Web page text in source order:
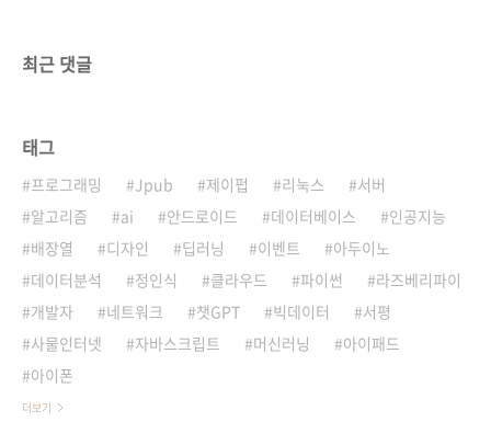
최근 댓글
태그
프로그래밍 Jpub 제이펍 리눅스
서버
알고리즘
ai 안드로이드 데이터베이스
인공지능
배장열
디자인 딥러닝 이벤트
아두이노
데이터분석
정인식 클라우드 파이썬
라즈베리파이
개발자
네트워크 챗GPT 빅데이터
서평
사물인터넷
자바스크립트 머신러닝
아이패드
아이폰
더보기